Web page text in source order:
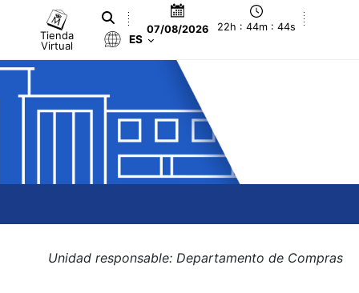
Tienda
Virtual
07/08/2026 22h : 44m : 44s
ES
Unidad responsable: Departamento de Compras